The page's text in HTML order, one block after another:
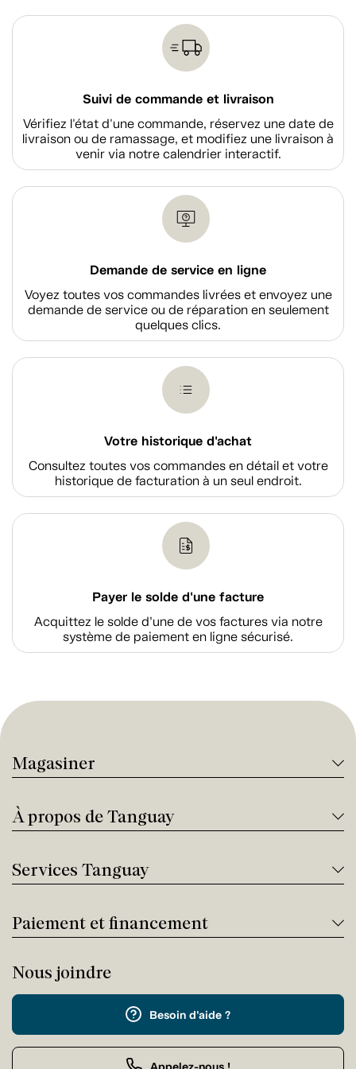
Suivi de commande et livraison
Vérifiez l'état d'une commande, réservez une date de
livraison ou de ramassage, et modifiez une livraison à
venir via notre calendrier interactif.
Demande de service en ligne
Voyez toutes vos commandes livrées et envoyez une
demande de service ou de réparation en seulement
quelques clics.
Votre historique d'achat
Consultez toutes vos commandes en détail et votre
historique de facturation à un seul endroit.
Payer le solde d'une facture
Acquittez le solde d’une de vos factures via notre
système de paiement en ligne sécurisé.
Magasiner
À propos de Tanguay
Services Tanguay
Paiement et financement
Nous joindre
Besoin d'aide ?